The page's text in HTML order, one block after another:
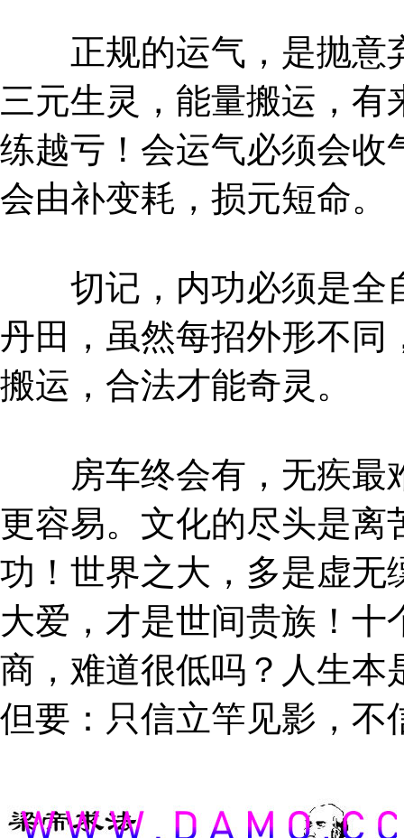
正规的运气，是抛意
三元生灵，能量搬运，
练越亏！会运气必须会收
会由补变耗，损元短命。
切记，内功必须是全
丹田，虽然每招外形不同
搬运，合法才能奇灵。
房车终会有，无疾最
更容易。文化的尽头是离
功！世界之大，多是虚无
大爱，才是世间贵族！
商，难道很低吗？人生本
但要：只信立竿见影，不